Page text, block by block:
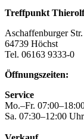
Treffpunkt
Aschaffenburger Str.
64739 Höchst
Tel. 06163 9333-0
Öffnungszeiten:
Service
Mo.–Fr.
Sa. 07:30–12:00 Uhr